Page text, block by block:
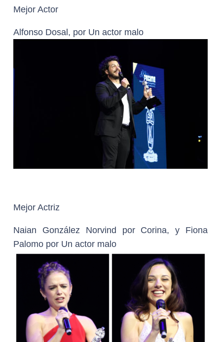
Mejor Actor
Alfonso Dosal, por Un actor malo
Mejor Actriz
Naian González Norvind por Corina, y Fiona
Palomo por Un actor malo